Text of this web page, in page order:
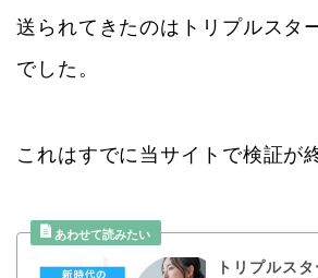
送られてきたのはトリプルスタ
でした。
これはすでに当サイトで検証が
トリプルス